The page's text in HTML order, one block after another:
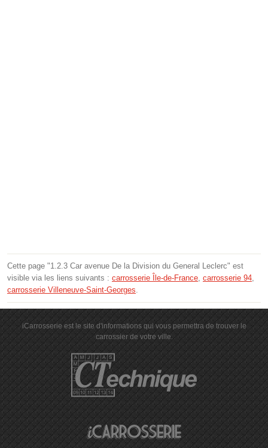
Cette page "1.2.3 Car avenue De la Division du General Leclerc" est
visible via les liens suivants : carrosserie Île-de-France, carrosserie 94,
carrosserie Villeneuve-Saint-Georges.
iCarrosserie est le site d'informations qui vous permettra de trouver le
carrossier de votre ville.